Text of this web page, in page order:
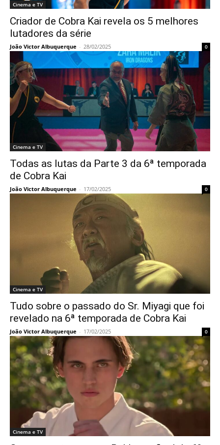
Cinema e TV
Criador de Cobra Kai revela os 5 melhores
lutadores da série
João Victor Albuquerque - 28/02/2025 0
Cinema e TV
Todas as lutas da Parte 3 da 6ª temporada
de Cobra Kai
João Victor Albuquerque - 17/02/2025 0
Cinema e TV
Tudo sobre o passado do Sr. Miyagi que foi
revelado na 6ª temporada de Cobra Kai
João Victor Albuquerque - 17/02/2025 0
Cinema e TV